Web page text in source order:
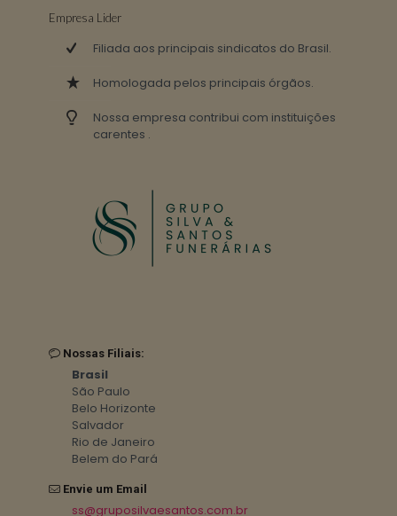
Empresa Lider
Filiada aos principais sindicatos do Brasil.
Homologada pelos principais órgãos.
Nossa empresa contribui com instituições
carentes .
Nossas Filiais:
Brasil
São Paulo
Belo Horizonte
Salvador
Rio de Janeiro
Belem do Pará
Envie um Email
ss@gruposilvaesantos.com.br